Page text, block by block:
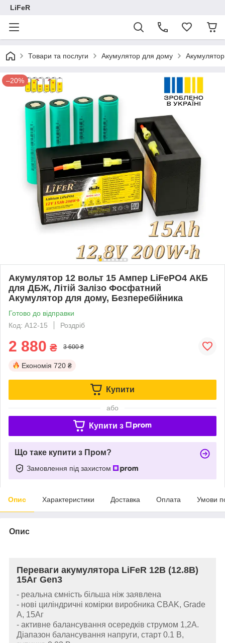
LiFeR
Товари та послуги Акумулятор для дому
–20%
Акумулятор 12 вольт 15 Ампер LiFePO4 АКБ
для ДБЖ, Літій Залізо Фосфатний
Акумулятор для дому, Безперебійника
Готово до відправки
Код: A12-15
Роздріб
2 880 ₴ 3 600 ₴
Економія 720 ₴
Купити
або
Купити з
Що таке купити з Пром?
Замовлення під захистом
Опис Характеристики Доставка Оплата Умови
Опис
Переваги акумулятора LiFeR 12В (12.8В)
15Аг Gen3
- реальна ємність більша ніж заявлена
- нові циліндричні комірки виробника CBAK, Grade
A, 15Аг
- активне балансування осередків струмом 1,2А.
Діапазон балансування напруги, старт 0.1 В,